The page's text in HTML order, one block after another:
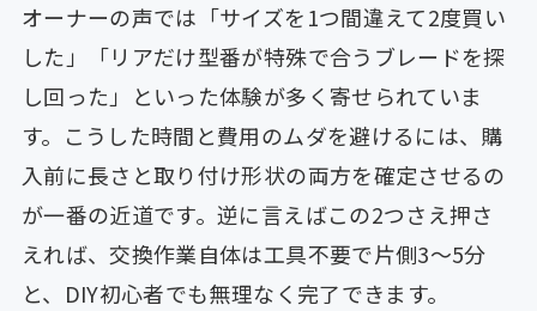
オーナーの声では「サイズを1つ間違えて2度買い
した」「リアだけ型番が特殊で合うブレードを探
し回った」といった体験が多く寄せられていま
す。こうした時間と費用のムダを避けるには、購
入前に長さと取り付け形状の両方を確定させるの
が一番の近道です。逆に言えばこの2つさえ押さ
えれば、交換作業自体は工具不要で片側3〜5分
と、DIY初心者でも無理なく完了できます。